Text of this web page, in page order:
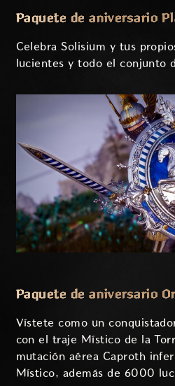
Paquete de aniversario
Celebra Solisium y tus
lucientes y todo el conjunto
Paquete de aniversario
Vístete como un
con el traje Místico de la
mutación aérea Caproth
Místico, además de 6000